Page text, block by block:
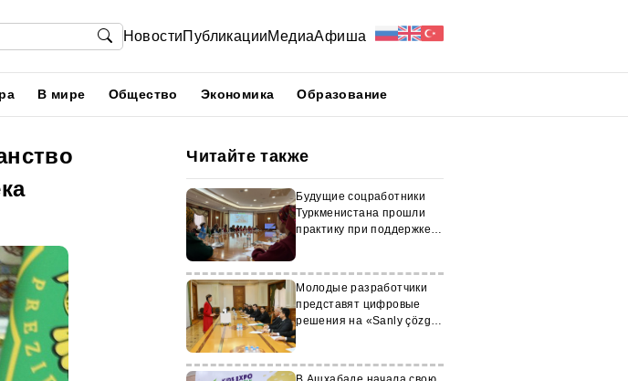
НовостиПубликацииМедиаАфиша
В мире Общество Экономика Образование
Читайте также
Будущие соцработники
Туркменистана прошли
практику при поддержке
Молодые разработчики
представят цифровые
решения на «Sanly çözgüt